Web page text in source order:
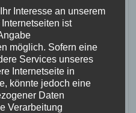
im März findet der
Weltgebetstag der
aus
Weiterlesen…
Interesse an unserem
ist
möglich. Sofern eine
Services unseres
Internetseite in
könnte jedoch eine
Daten
Verarbeitung